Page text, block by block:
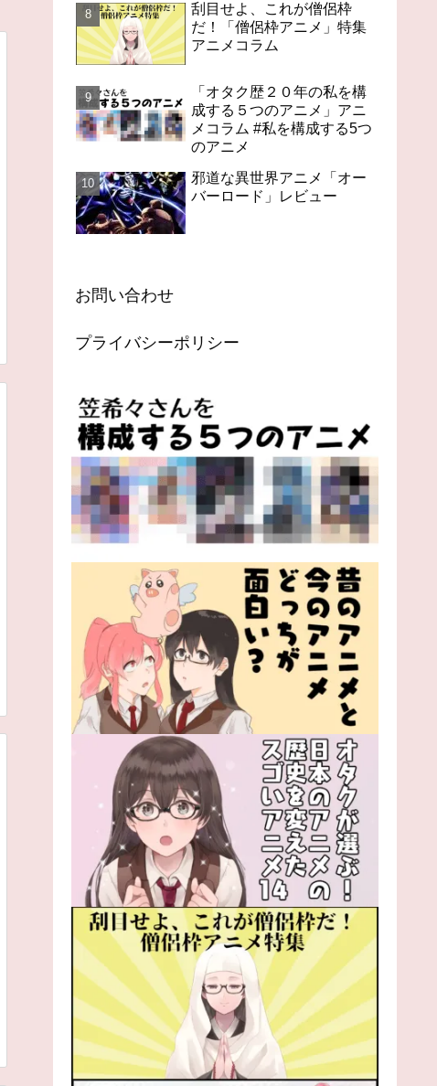
刮目せよ、これが僧侶枠
だ！「僧侶枠アニメ」特集
アニメコラム
「オタク歴２０年の私を構
成する５つのアニメ」アニ
メコラム #私を構成する5つ
のアニメ
邪道な異世界アニメ「オー
バーロード」レビュー
お問い合わせ
プライバシーポリシー